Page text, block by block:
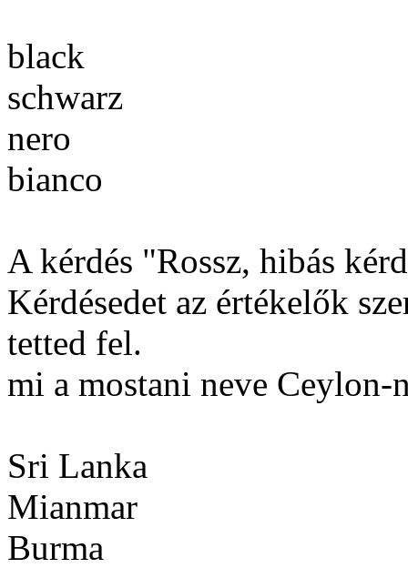
black
schwarz
nero
bianco
A kérdés "Rossz, hibás
Kérdésedet az értékelők
tetted fel.
mi a mostani neve Ceylon-
Sri Lanka
Mianmar
Burma